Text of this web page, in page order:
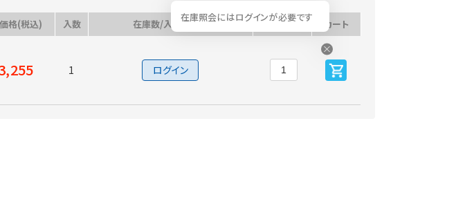
格(税込) 入数 在庫数/入荷予定日
在庫照会にはログインが必要です
数量 カート
1 ログイン